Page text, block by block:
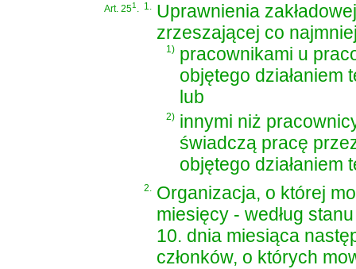
Art. 251. 1. Uprawnienia
zrzeszającej co
1) pracownikami u
objętego działaniem
lub
2) innymi niż
świadczą pracę
objętego działaniem
2. Organizacja, o której
miesięcy - według
10. dnia miesiąca
członków, o których